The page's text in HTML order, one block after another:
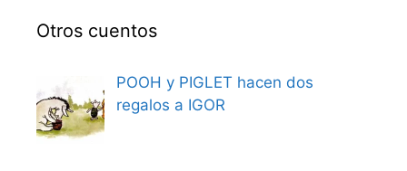
Otros cuentos
POOH y PIGLET hacen dos
regalos a IGOR